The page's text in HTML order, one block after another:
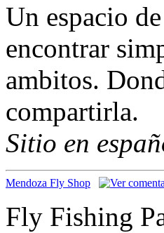
Un espacio
encontrar
ambitos.
compartirla.
Sitio en
Mendoza Fly Shop
Fly Fishing